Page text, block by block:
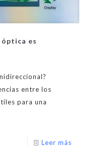
óptica es
entre los
para una
Leer más